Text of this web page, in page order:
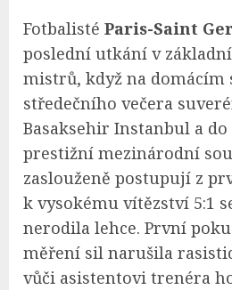
Fotbalisté Paris-Saint
poslední utkání v
mistrů, když na domácím
středečního večera
Basaksehir Instanbul a
prestižní mezinárodní
zaslouženě postupují z
k vysokému vítězství 5:1
nerodila lehce. První
měření sil narušila
vůči asistentovi trenéra